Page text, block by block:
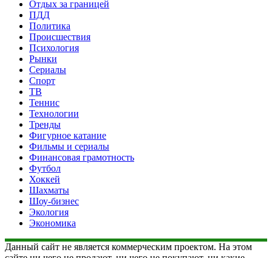
Отдых за границей
ПДД
Политика
Происшествия
Психология
Рынки
Сериалы
Спорт
ТВ
Теннис
Технологии
Тренды
Фигурное катание
Фильмы и сериалы
Финансовая грамотность
Футбол
Хоккей
Шахматы
Шоу-бизнес
Экология
Экономика
Данный сайт не является коммерческим проектом. На этом